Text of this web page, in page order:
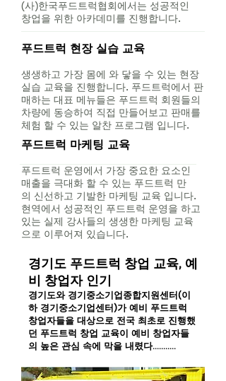
(사)한국푸드트럭협회에서는 성공적인
창업을 위한 아카데미를 진행합니다.
푸드트럭 현장 실습 교육
생생하고 가장 몸에 와 닿을 수 있는 현장
실습 교육을 진행합니다. 푸드트럭에서 판
매하는 대표 메뉴들은 푸드트럭 회원들의
차량에 동승하여 직접 만들어보고 판매를
체험 할 수 있는 알찬 프로그램 입니다.
푸드트럭 마케팅 교육
푸드트럭 운영에서 가장 중요한 요소인
매출을 극대화 할 수 있는 푸드트럭 만
의 신선하고 기발한 마케팅 교육 입니다.
현역에서 성공적인 푸드트럭 운영을 하고
있는 실제 강사들의 생생한 마케팅 교육
으로 이루어져 있습니다.
경기도 푸드트럭 창업 교육, 예
비 창업자 인기
경기도와 경기중소기업종합지원센터(이
하 경기중소기업센터)가 예비 푸드트럭
창업자들을 대상으로 전국 최초로 진행했
던 푸드트럭 창업 교육이 예비 창업자들
의 높은 관심 속에 막을 내렸다...........